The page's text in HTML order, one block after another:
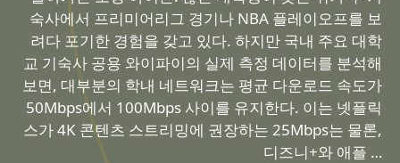
숙사에서 프리미어리그 경기나 NBA 플레이오프를 보
려다 포기한 경험을 갖고 있다. 하지만 국내 주요 대학
교 기숙사 공용 와이파이의 실제 측정 데이터를 분석해
보면, 대부분의 학내 네트워크는 평균 다운로드 속도가
50Mbps에서 100Mbps 사이를 유지한다. 이는 넷플릭
스가 4K 콘텐츠 스트리밍에 권장하는 25Mbps는 물론,
디즈니+와 애플 …